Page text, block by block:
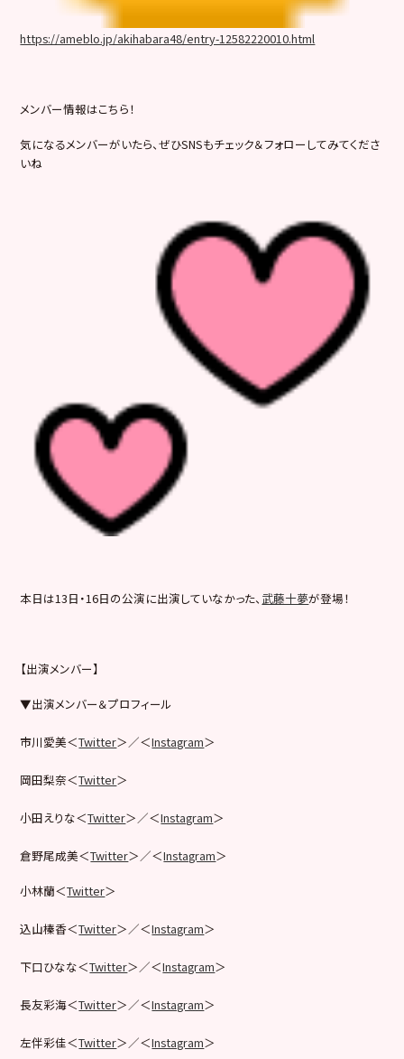
https://ameblo.jp/akihabara48/entry-12582220010.html
メンバー情報はこちら！
気になるメンバーがいたら、ぜひSNSもチェック＆フォローしてみてくださ
いね
本日は13日・16日の公演に出演していなかった、 武藤十夢が登場！
【出演メンバー】
▼出演メンバー＆プロフィール
市川愛美＜Twitter＞／＜Instagram＞
岡田梨奈＜Twitter＞
小田えりな＜Twitter＞／＜Instagram＞
倉野尾成美＜Twitter＞／＜Instagram＞
小林蘭＜Twitter＞
込山榛香＜Twitter＞／＜Instagram＞
下口ひなな＜Twitter＞／＜Instagram＞
長友彩海＜Twitter＞／＜Instagram＞
左伴彩佳＜Twitter＞／＜Instagram＞